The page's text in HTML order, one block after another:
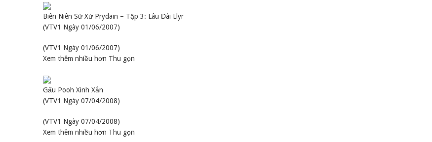
Biên Niên Sử Xứ Prydain – Tập 3: Lâu Đài Llyr
(VTV1 Ngày 01/06/2007)
(VTV1 Ngày 01/06/2007)
Xem thêm nhiều hơn Thu gọn
Gấu Pooh Xinh Xắn
(VTV1 Ngày 07/04/2008)
(VTV1 Ngày 07/04/2008)
Xem thêm nhiều hơn Thu gọn